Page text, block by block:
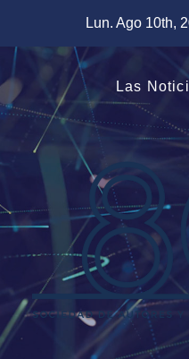
contenido
Lun. Ago 10th,
Las